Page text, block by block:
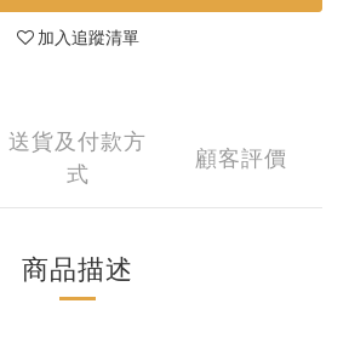
加入追蹤清單
送貨及付款方
式
顧客評價
商品描述